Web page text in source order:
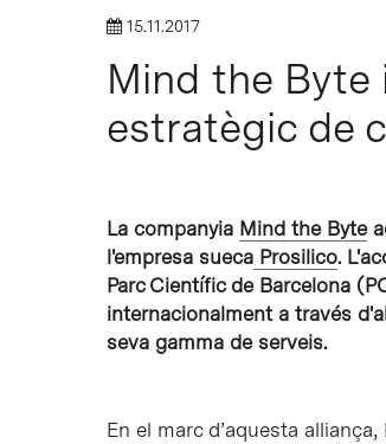
15.11.2017
Mind the Byte
estratègic de
La companyia Mind the Byte
l'empresa sueca Prosilico.
Parc Científic de Barcelona
internacionalment a través
seva gamma de serveis.
En el marc d’aquesta